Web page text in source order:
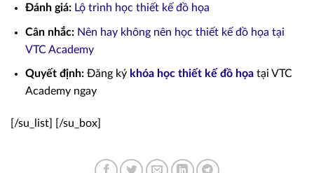
Đánh giá: Lộ trình học thiết kế đồ họa
Cân nhắc: Nên hay không nên học thiết kế đồ họa tại
VTC Academy
Quyết định:Đăng ký khóa học thiết kế đồ họatại VTC
Academy ngay
[/su_list] [/su_box]